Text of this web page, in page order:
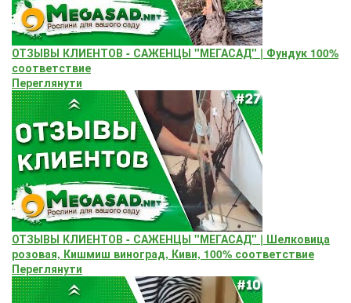
ОТЗЫВЫ КЛИЕНТОВ - САЖЕНЦЫ "МЕГАСАД" | Фундук 100%
соответствие
Переглянути
ОТЗЫВЫ КЛИЕНТОВ - САЖЕНЦЫ "МЕГАСАД" | Шелковица
розовая, Кишмиш виноград, Киви, 100% соответствие
Переглянути